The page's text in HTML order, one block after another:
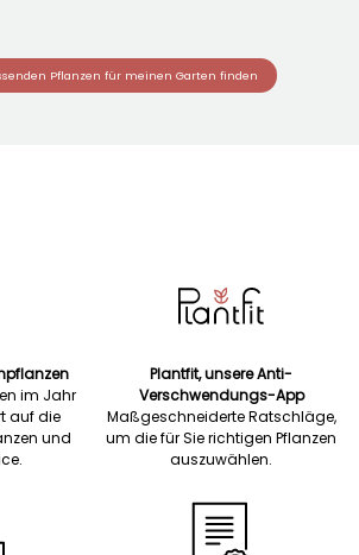
Pflanzen für meinen Garten finden
im Jahr
auf die
und
Plantfit, unsere Anti-
Verschwendungs-App
Maßgeschneiderte Ratschläge,
um die für Sie richtigen Pflanzen
auszuwählen.